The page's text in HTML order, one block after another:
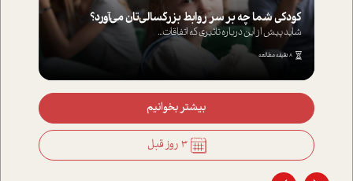
کودکی شما چه بر سر روابط بزرگسالی‌تان می‌آورد؟
شاید پیش از این درباره تاثیری که اتفاقات...
8 دقیقه مطالعه
بیشتر بخوانیم
3 روز قبل